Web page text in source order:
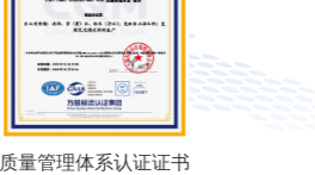
质量管理体系认证证书